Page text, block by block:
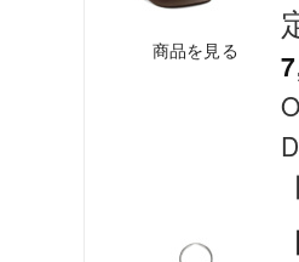
商品を見る